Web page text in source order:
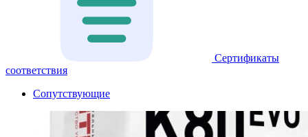
Сертификаты
соответствия
Сопутствующие